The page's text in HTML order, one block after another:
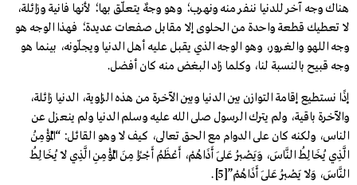
هناك وجه آخر للدنيا ننفر منه ونهرب؛ وهو وجهٌ يتعلّق بها؛ لأنها فانية وزائلة،
لا تعطيك قطعة واحدة من الحلوى إلا مقابل صفعات عديدة؛ فهذا الوجه هو
وجه اللهو والغرور، وهو الوجه الذي يقبل عليه أهل الدنيا ويجلّونه، بينما هو
وجه قبيح بالنسبة لنا، وكلما زاد البغض منه كان أفضل.
إذًا نستطيع إقامة التوازن بين الدنيا وبين الآخرة من هذه الزاوية، الدنيا زائلة،
والآخرة باقية، ولم يترك الرسول صلى الله عليه وسلم الدنيا ولم ينعزل عن
الناس، ولكنه كان على الدوام مع الحق تعالى، كيف لا وهو القائل: “الْمُؤْمِنُ
الَّذِي يُخَالِطُ النَّاسَ، وَيَصْبِرُ عَلَى أَذَاهُمْ، أَعْظَمُ أَجْرًا مِنَ الْمُؤْمِنِ الَّذِي لَا يُخَالِطُ
النَّاسَ، وَلَا يَصْبِرُ عَلَى أَذَاهُمْ”
.